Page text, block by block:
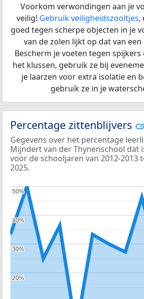
Voorkom verwondingen aan je
veilig! Gebruik veiligheidszooltjes,
goed tegen scherpe objecten in je
van de zolen lijkt op dat van
Bescherm je voeten tegen spijkers
het klussen, gebruik ze bij
je laarzen voor extra isolatie en
gebruik ze in je
Percentage zittenblijvers
Gegevens over het percentage
Mijndert van der Thynenschool dat
voor de schooljaren van 2012-2013
2025.
20%
20%
30%
30%
40%
40%
50%
50%